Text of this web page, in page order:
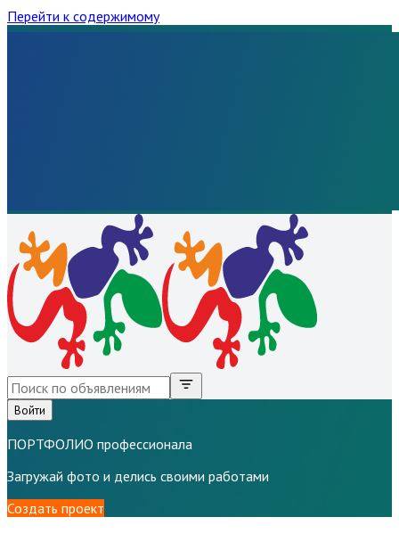
Перейти к содержимому
Войти
ПОРТФОЛИО профессионала
Загружай фото и делись своими работами
Создать проект